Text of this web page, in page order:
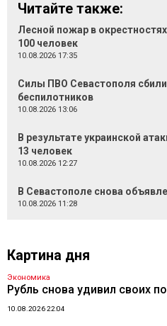
Читайте также:
Лесной пожар в
100 человек
10.08.2026 17:35
Силы ПВО Севастополя сбили
беспилотников
10.08.2026 13:06
В результате украинской
13 человек
10.08.2026 12:27
В Севастополе снова
10.08.2026 11:28
Картина дня
Экономика
Рубль снова удивил своих
10.08.2026 22:04